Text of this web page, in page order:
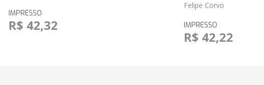
IMPRESSO
R$ 42,32
Felipe Corvo
IMPRESSO
R$ 42,22